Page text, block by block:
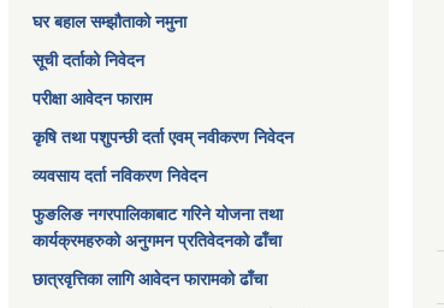
घर बहाल सम्झौताको नमुना
सूची दर्ताको निवेदन
परीक्षा आवेदन फाराम
कृषि तथा पशुपन्छी दर्ता एवम् नवीकरण निवेदन
व्यवसाय दर्ता नविकरण निवेदन
फुङलिङ नगरपालिकाबाट गरिने योजना तथा
कार्यक्रमहरुको अनुगमन प्रतिवेदनको ढाँचा
छात्रवृत्तिका लागि आवेदन फारामको ढाँचा